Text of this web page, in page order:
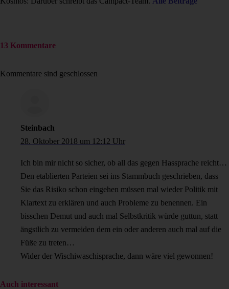
13 Kommentare
Kommentare sind geschlossen
Steinbach
28. Oktober 2018 um 12:12 Uhr
Ich bin mir nicht so sicher, ob all das gegen Hassprache reicht…
Den etablierten Parteien sei ins Stammbuch geschrieben, dass
Sie das Risiko schon eingehen müssen mal wieder Politik mit
Klartext zu erklären und auch Probleme zu benennen. Ein
bisschen Demut und auch mal Selbstkritik würde guttun, statt
ängstlich zu vermeiden dem ein oder anderen auch mal auf die
Füße zu treten…
Wider der Wischiwaschisprache, dann wäre viel gewonnen!
Auch interessant